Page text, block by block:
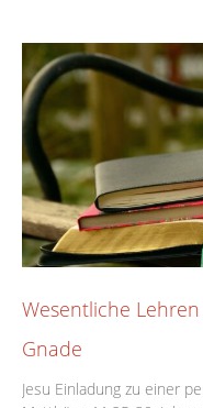
Wesentliche
Gnade
Jesu Einladung zu einer